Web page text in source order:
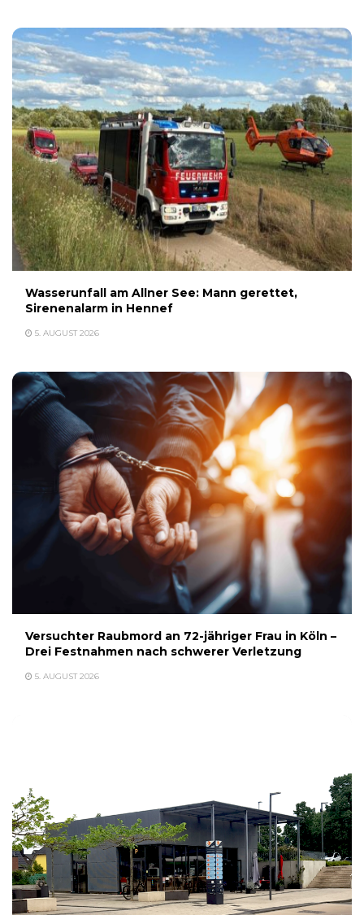
Wasserunfall am Allner See: Mann gerettet,
Sirenenalarm in Hennef
5. AUGUST 2026
Versuchter Raubmord an 72-jähriger Frau in Köln –
Drei Festnahmen nach schwerer Verletzung
5. AUGUST 2026